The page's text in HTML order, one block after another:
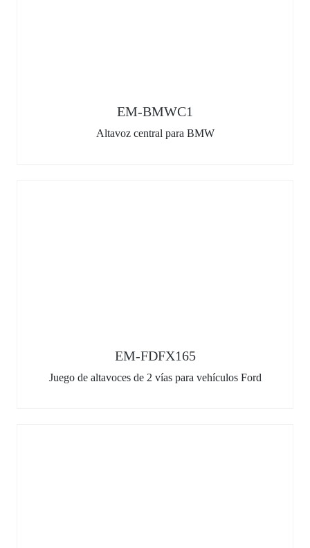
EM-BMWC1
Altavoz central para BMW
EM-FDFX165
Juego de altavoces de 2 vías para vehículos Ford